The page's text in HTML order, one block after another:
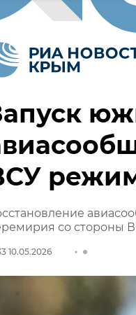
со стороны
10.05.2026